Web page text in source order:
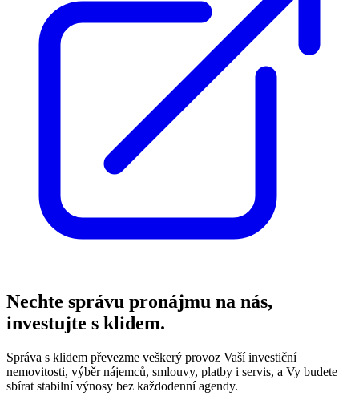
Nechte správu pronájmu na nás,
investujte s klidem.
Správa s klidem převezme veškerý provoz Vaší investiční
nemovitosti, výběr nájemců, smlouvy, platby i servis, a Vy budete
sbírat stabilní výnosy bez každodenní agendy.